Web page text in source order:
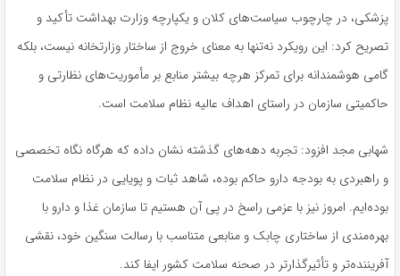
پزشکی، در چارچوب سیاست‌های کلان و یکپارچه وزارت بهداشت تأکید و
تصریح کرد: این رویکرد نه‌تنها به معنای خروج از ساختار وزارتخانه نیست، بلکه
گامی هوشمندانه برای تمرکز هرچه بیشتر منابع بر مأموریت‌های نظارتی و
حاکمیتی سازمان در راستای اهداف عالیه نظام سلامت است.
شهابی مجد افزود: تجربه دهه‌های گذشته نشان داده که هرگاه نگاه تخصصی
و راهبردی به بودجه دارو حاکم بوده، شاهد ثبات و پویایی در نظام سلامت
بوده‌ایم. امروز نیز با عزمی راسخ در پی آن هستیم تا سازمان غذا و دارو با
بهره‌مندی از ساختاری چابک و منابعی متناسب با رسالت سنگین خود، نقشی
آفریننده‌تر و تأثیرگذارتر در صحنه سلامت کشور ایفا کند.